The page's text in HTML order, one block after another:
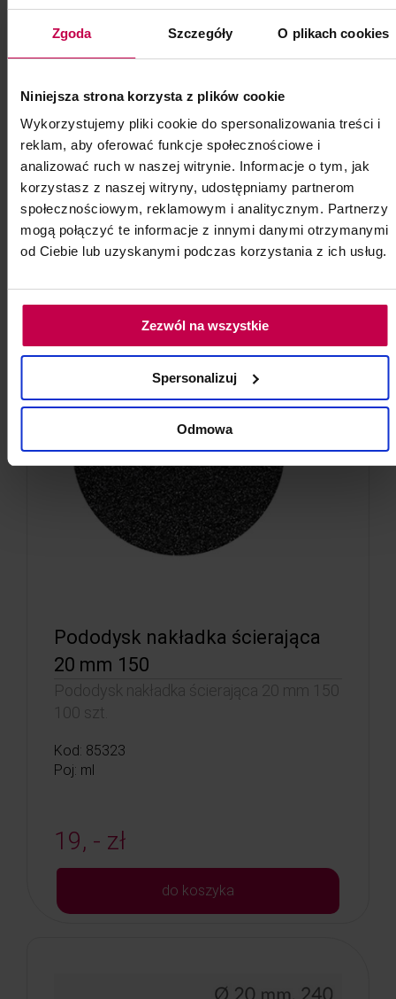
Zgoda Szczegóły O plikach cookies
Niniejsza strona korzysta z plików cookie
Wykorzystujemy pliki cookie do spersonalizowania treści i
reklam, aby oferować funkcje społecznościowe i
analizować ruch w naszej witrynie. Informacje o tym, jak
korzystasz z naszej witryny, udostępniamy partnerom
społecznościowym, reklamowym i analitycznym. Partnerzy
mogą połączyć te informacje z innymi danymi otrzymanymi
od Ciebie lub uzyskanymi podczas korzystania z ich usług.
Zezwól na wszystkie
Spersonalizuj
Odmowa
Kod: 85316
19, - zł
do koszyka
Pododysk nakładka ścierająca
20 mm 150
Pododysk nakładka ścierająca 20 mm 150
100 szt.
Kod: 85323
Poj: ml
19, - zł
do koszyka